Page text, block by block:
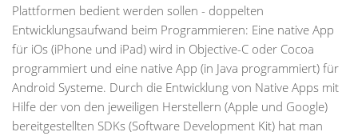
Plattformen bedient werden sollen - doppelten
Entwicklungsaufwand beim Programmieren: Eine native App
für iOs (iPhone und iPad) wird in Objective-C oder Cocoa
programmiert und eine native App (in Java programmiert) für
Android Systeme. Durch die Entwicklung von Native Apps mit
Hilfe der von den jeweiligen Herstellern (Apple und Google)
bereitgestellten SDKs (Software Development Kit) hat man